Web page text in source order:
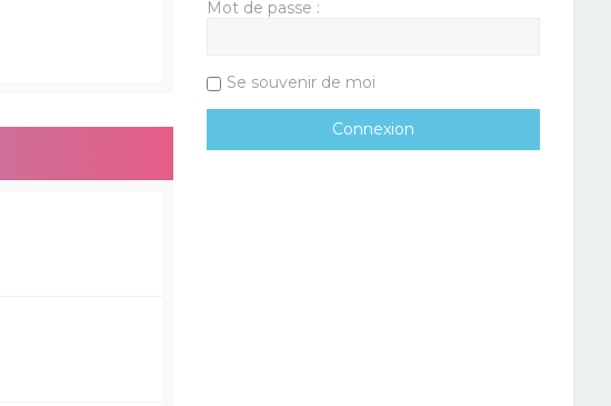
Mot de passe :
Se souvenir de moi